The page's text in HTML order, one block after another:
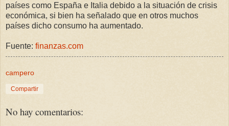
países como España e Italia debido a la situación de crisis
económica, si bien ha señalado que en otros muchos
países dicho consumo ha aumentado.
Fuente: finanzas.com
campero
Compartir
No hay comentarios: